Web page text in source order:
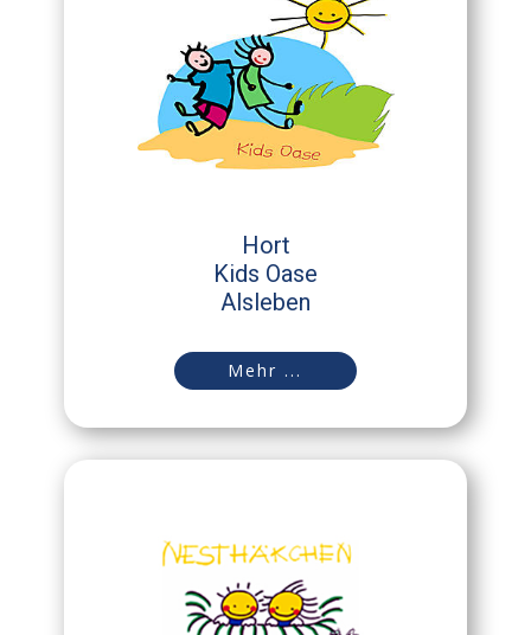
Hort
Kids Oase
Alsleben
Mehr ...